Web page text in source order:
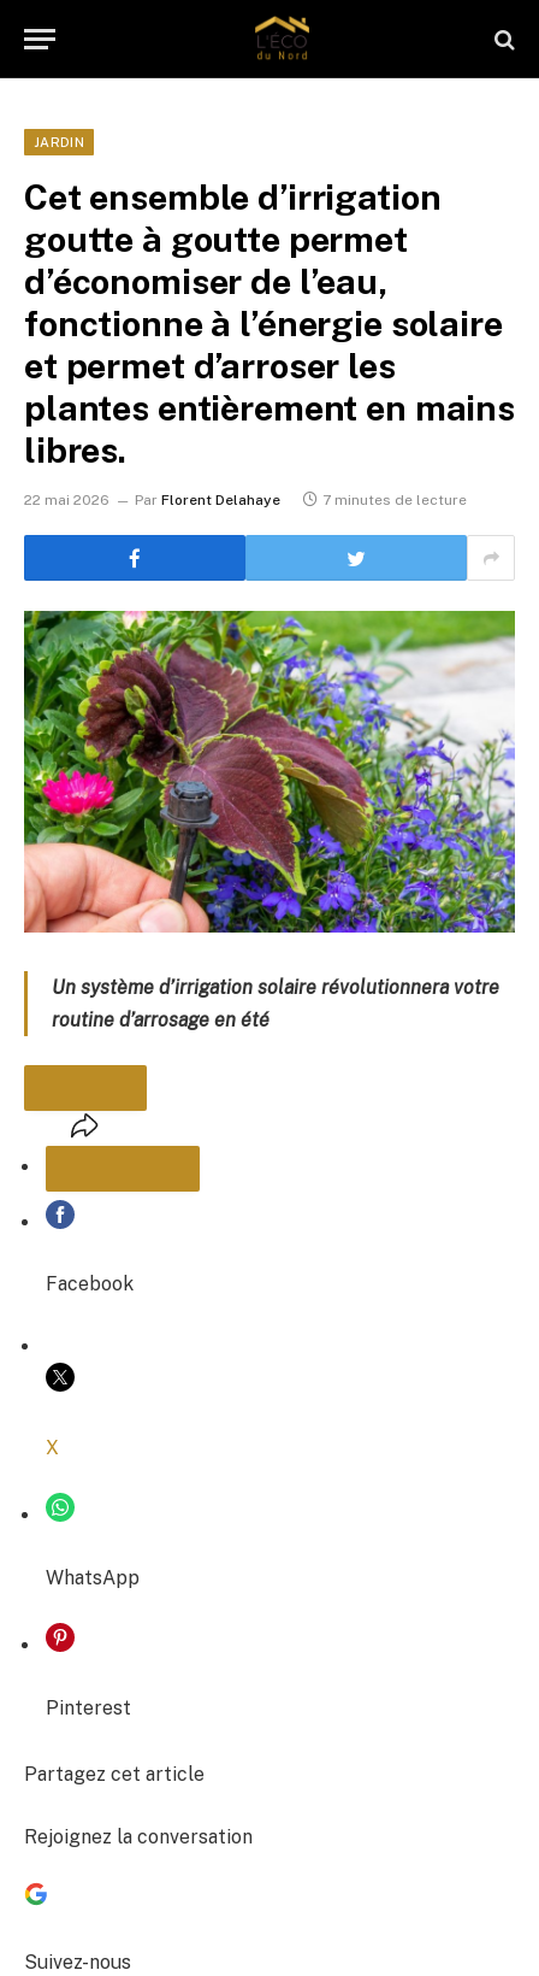
JARDIN
Cet ensemble d’irrigation
goutte à goutte permet
d’économiser de l’eau,
fonctionne à l’énergie solaire
et permet d’arroser les
plantes entièrement en mains
libres.
22 mai 2026 Par Florent Delahaye 7 minutes de lecture
Un système d’irrigation solaire révolutionnera votre
routine d’arrosage en été
PARTAGER
COPIER LE LIEN
Facebook
X
WhatsApp
Pinterest
Partagez cet article
Rejoignez la conversation
Suivez-nous